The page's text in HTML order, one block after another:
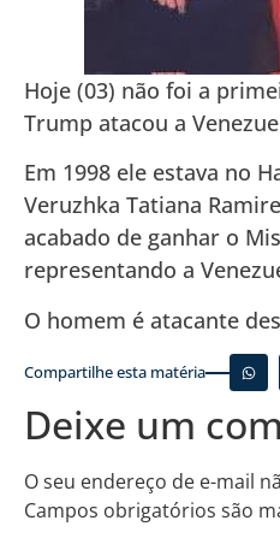
Hoje (03) não foi a
Trump atacou a
Em 1998 ele estava no
Veruzhka Tatiana
acabado de ganhar o
representando a
O homem é atacante
Compartilhe esta matéria
Deixe um
O seu endereço de e-mail
Campos obrigatórios são